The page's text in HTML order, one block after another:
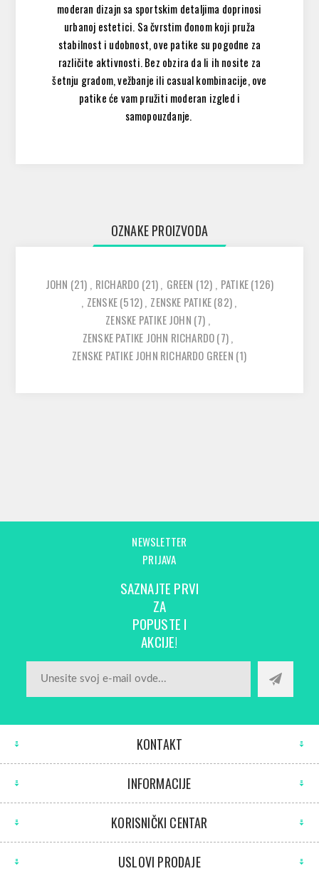
moderan dizajn sa sportskim detaljima doprinosi
urbanoj estetici. Sa čvrstim đonom koji pruža
stabilnost i udobnost, ove patike su pogodne za
različite aktivnosti. Bez obzira da li ih nosite za
šetnju gradom, vežbanje ili casual kombinacije, ove
patike će vam pružiti moderan izgled i
samopouzdanje.
OZNAKE PROIZVODA
JOHN (21) , RICHARDO (21), GREEN (12) , PATIKE(126)
, ZENSKE(512), ZENSKE PATIKE(82),
ZENSKE PATIKE JOHN (7) ,
ZENSKE PATIKE JOHN RICHARDO(7),
ZENSKE PATIKE JOHN RICHARDO GREEN (1)
NEWSLETTER
PRIJAVA
SAZNAJTE PRVI
ZA
POPUSTE I
AKCIJE!
KONTAKT
INFORMACIJE
KORISNIČKI CENTAR
USLOVI PRODAJE